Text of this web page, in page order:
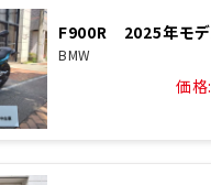
F900R 2025年モ
BMW
価格: